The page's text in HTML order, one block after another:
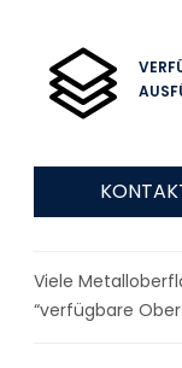
Viele
“verfügbare